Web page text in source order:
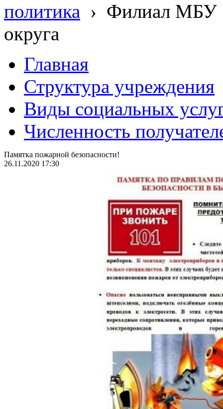
политика › Филиал МБУ
округа
Главная
Структура учреждения
Виды социальных
Численность
Памятка пожарной безопасности!
26.11.2020 17:30